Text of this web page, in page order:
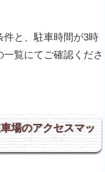
と、駐車時間が3時
覧にてご確認くださ
場のアクセスマッ